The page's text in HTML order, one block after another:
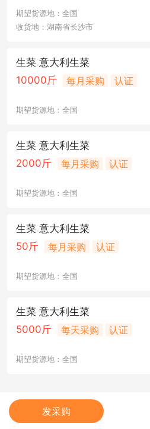
期望货源地：全国
收货地：湖南省长沙市
生菜 意大利生菜
10000斤 每月采购 认证
期望货源地：全国
生菜 意大利生菜
2000斤 每月采购 认证
期望货源地：全国
生菜 意大利生菜
50斤 每月采购 认证
期望货源地：全国
生菜 意大利生菜
5000斤 每天采购 认证
期望货源地：全国
发采购